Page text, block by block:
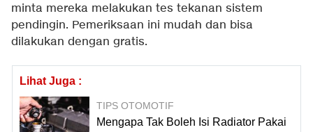
minta mereka melakukan tes tekanan sistem
pendingin. Pemeriksaan ini mudah dan bisa
dilakukan dengan gratis.
Lihat Juga :
TIPS OTOMOTIF
Mengapa Tak Boleh Isi Radiator Pakai